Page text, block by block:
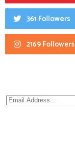
361 Followers
2169 Followers